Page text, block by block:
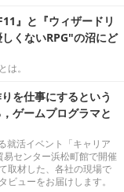
』と『ウィザードリ
くないRPG"の沼にど
。
を仕事にするという
ゲームプログラマと
活イベント「キャリア
センター浜松町館で開催
取材した、各社の現場で
ューをお届けします。